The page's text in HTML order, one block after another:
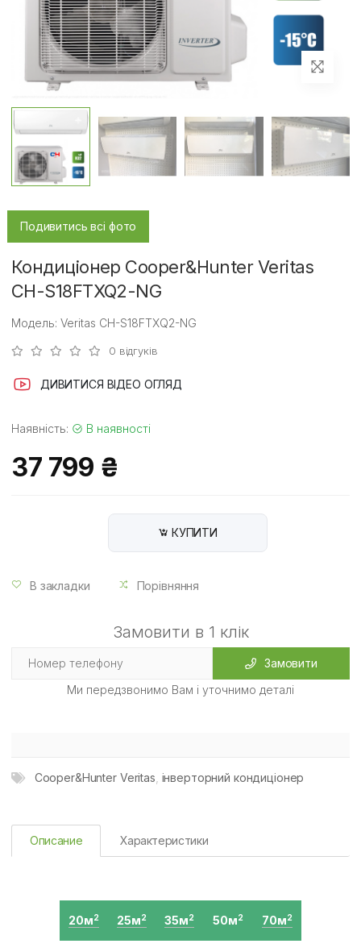
Подивитись всі фото
Кондиціонер Cooper&Hunter Veritas
CH-S18FTXQ2-NG
Модель: Veritas CH-S18FTXQ2-NG
0 відгуків
ДИВИТИСЯ ВІДЕО ОГЛЯД
Наявність: В наявності
37 799 ₴
КУПИТИ
В закладки Порівняння
Замовити в 1 клік
Замовити
Ми передзвонимо Вам і уточнимо деталі
Cooper&Hunter Veritas інверторний кондиціонер
Описание Характеристики
20м2 25м2 35м2 50м2 70м2